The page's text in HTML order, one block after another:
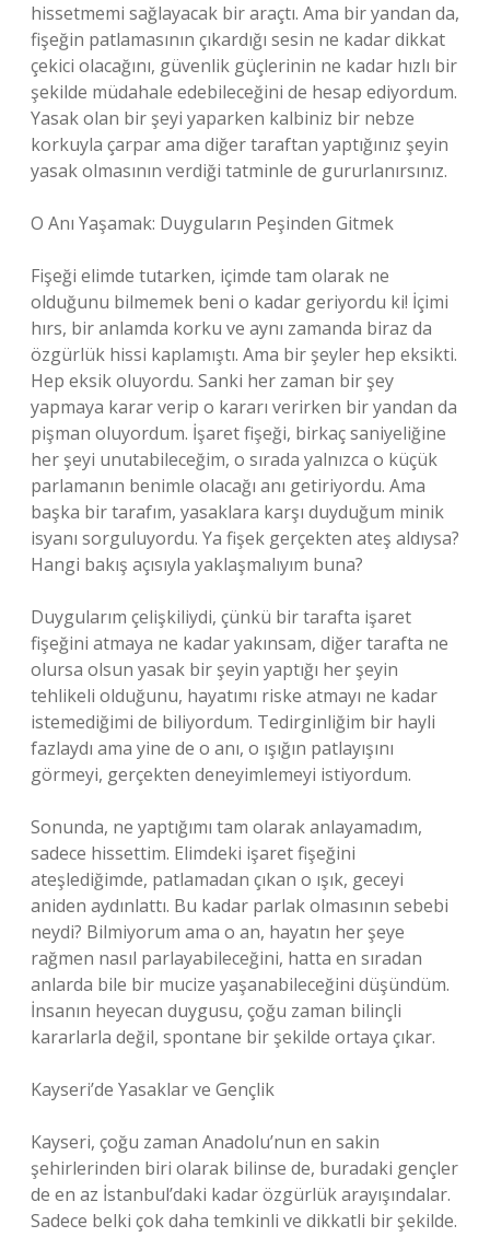
hissetmemi sağlayacak bir araçtı. Ama bir yandan da,
fişeğin patlamasının çıkardığı sesin ne kadar dikkat
çekici olacağını, güvenlik güçlerinin ne kadar hızlı bir
şekilde müdahale edebileceğini de hesap ediyordum.
Yasak olan bir şeyi yaparken kalbiniz bir nebze
korkuyla çarpar ama diğer taraftan yaptığınız şeyin
yasak olmasının verdiği tatminle de gururlanırsınız.
O Anı Yaşamak: Duyguların Peşinden Gitmek
Fişeği elimde tutarken, içimde tam olarak ne
olduğunu bilmemek beni o kadar geriyordu ki! İçimi
hırs, bir anlamda korku ve aynı zamanda biraz da
özgürlük hissi kaplamıştı. Ama bir şeyler hep eksikti.
Hep eksik oluyordu. Sanki her zaman bir şey
yapmaya karar verip o kararı verirken bir yandan da
pişman oluyordum. İşaret fişeği, birkaç saniyeliğine
her şeyi unutabileceğim, o sırada yalnızca o küçük
parlamanın benimle olacağı anı getiriyordu. Ama
başka bir tarafım, yasaklara karşı duyduğum minik
isyanı sorguluyordu. Ya fişek gerçekten ateş aldıysa?
Hangi bakış açısıyla yaklaşmalıyım buna?
Duygularım çelişkiliydi, çünkü bir tarafta işaret
fişeğini atmaya ne kadar yakınsam, diğer tarafta ne
olursa olsun yasak bir şeyin yaptığı her şeyin
tehlikeli olduğunu, hayatımı riske atmayı ne kadar
istemediğimi de biliyordum. Tedirginliğim bir hayli
fazlaydı ama yine de o anı, o ışığın patlayışını
görmeyi, gerçekten deneyimlemeyi istiyordum.
Sonunda, ne yaptığımı tam olarak anlayamadım,
sadece hissettim. Elimdeki işaret fişeğini
ateşlediğimde, patlamadan çıkan o ışık, geceyi
aniden aydınlattı. Bu kadar parlak olmasının sebebi
neydi? Bilmiyorum ama o an, hayatın her şeye
rağmen nasıl parlayabileceğini, hatta en sıradan
anlarda bile bir mucize yaşanabileceğini düşündüm.
İnsanın heyecan duygusu, çoğu zaman bilinçli
kararlarla değil, spontane bir şekilde ortaya çıkar.
Kayseri’de Yasaklar ve Gençlik
Kayseri, çoğu zaman Anadolu’nun en sakin
şehirlerinden biri olarak bilinse de, buradaki gençler
de en az İstanbul’daki kadar özgürlük arayışındalar.
Sadece belki çok daha temkinli ve dikkatli bir şekilde.